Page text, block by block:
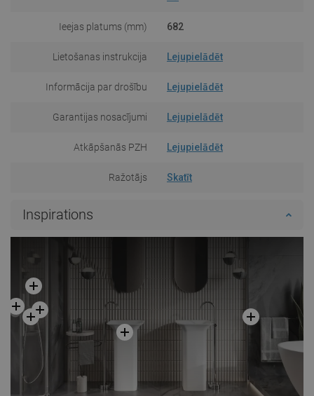
Ieejas platums (mm) 682
Lietošanas instrukcija Lejupielādēt
Informācija par drošību Lejupielādēt
Garantijas nosacījumi Lejupielādēt
Atkāpšanās PZH Lejupielādēt
Ražotājs Skatīt
Inspirations